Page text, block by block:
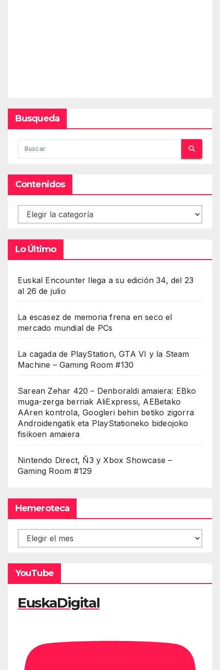
Busqueda
Contenidos
Contenidos
Lo Último
Euskal Encounter llega a su edición 34, del 23
al 26 de julio
La escasez de memoria frena en seco el
mercado mundial de PCs
La cagada de PlayStation, GTA VI y la Steam
Machine – Gaming Room #130
Sarean Zehar 420 – Denboraldi amaiera: EBko
muga-zerga berriak AliExpressi, AEBetako
AAren kontrola, Googleri behin betiko zigorra
Androidengatik eta PlayStationeko bideojoko
fisikoen amaiera
Nintendo Direct, Ñ3 y Xbox Showcase –
Gaming Room #129
Hemeroteca
Hemeroteca
YouTube
EuskaDigital